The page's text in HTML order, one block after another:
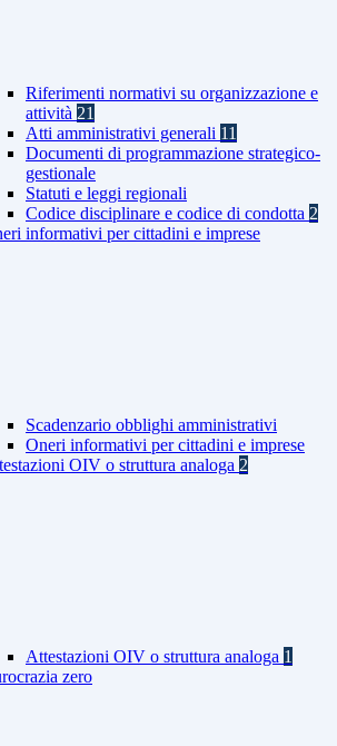
Riferimenti normativi su organizzazione e
attività 21
Atti amministrativi generali 11
Documenti di programmazione strategico-
gestionale
Statuti e leggi regionali
Codice disciplinare e codice di condotta 2
informativi per cittadini e imprese
Scadenzario obblighi amministrativi
Oneri informativi per cittadini e imprese
OIV o struttura analoga 2
Attestazioni OIV o struttura analoga 1
zero